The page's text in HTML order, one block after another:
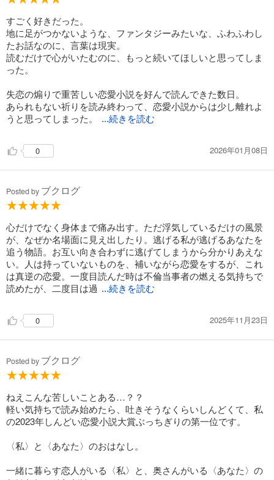
すごく好きだった。
地に足がつかないような、ファンタジーみたいな、ふわふわし
たお話なのに、言葉は現実。
読むだけで心がいたむのに、もっと続いてほしいと思ってしま
った。
失恋の煽りで重苦しい恋愛小説を好んで読んできた数日。
あられもない祈りを読み終わって、恋愛小説からは少し離れよ
うと思ってしまった。
...続きを読む
0 2026年01月08日
Posted by ブクログ
心だけでなく身体まで痛み出す。ただ浮気しているだけの風景
が、なぜか名場面に見え出したり。逃げる私が逃げるあなたを
追う物語。お互い向き合わずに逃げてしまうから分かりあえな
い。人は持っていないものを、補いながら恋愛をするが、これ
は真逆の恋愛。一度目読んだ時は不倫当事者の燃える気持ちで
読めたが、二度目は過 ...続きを読む
0 2025年11月23日
Posted by ブクログ
ねえこんな苦しいことある…？？
軽い気持ちで読み始めたら、吐きそうなくらいしんどくて、私
の2023年しんどい恋愛小説大賞ぶっちぎりの第一位です。
〈私〉と〈あなた〉のおはなし。
一緒に暮らす恋人がいる〈私〉と、奥さんがいる〈あなた〉の